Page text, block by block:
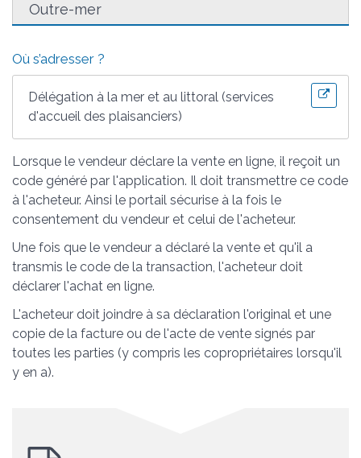
Outre-mer
Où s’adresser ?
Délégation à la mer et au littoral (services
d'accueil des plaisanciers)
Lorsque le vendeur déclare la vente en ligne, il reçoit un
code généré par l'application. Il doit transmettre ce code
à l'acheteur. Ainsi le portail sécurise à la fois le
consentement du vendeur et celui de l'acheteur.
Une fois que le vendeur a déclaré la vente et qu'il a
transmis le code de la transaction, l'acheteur doit
déclarer l'achat en ligne.
L'acheteur doit joindre à sa déclaration l'original et une
copie de la facture ou de l'acte de vente signés par
toutes les parties (y compris les copropriétaires lorsqu'il
y en a).